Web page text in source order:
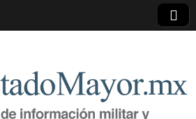
y de Seguridad Nacional